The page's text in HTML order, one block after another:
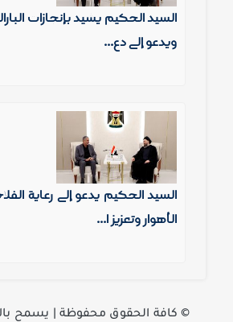
السيد الحكيم يشيد بإنجازات
ويدعو إلى دع...
السيد الحكيم يدعو إلى رعاية
الأهوار وتعزيز ا...
©️ كافة الحقوق محفوظة | يسمح